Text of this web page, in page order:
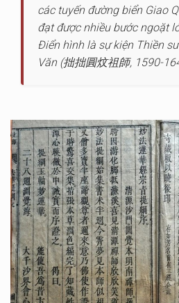
các tuyến đường biển Giao
đạt được nhiều bước ngoặt
Điển hình là sự kiện Thiền
Văn (拙拙圓炆祖師, 1590-